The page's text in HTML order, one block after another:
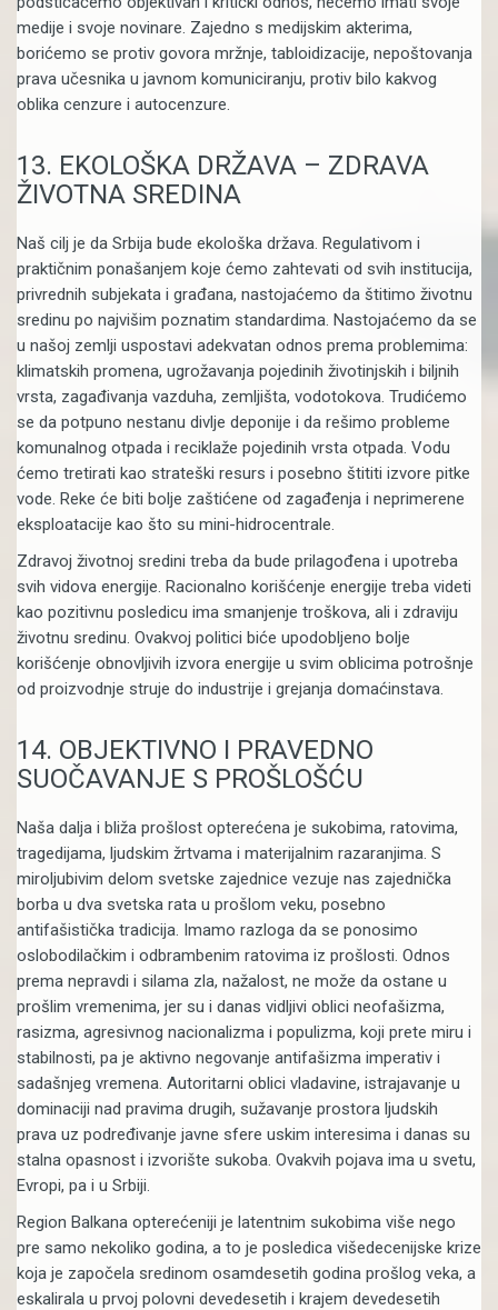
medije i svoje novinare. Zajedno s medijskim akterima,
borićemo se protiv govora mržnje, tabloidizacije, nepoštovanja
prava učesnika u javnom komuniciranju, protiv bilo kakvog
oblika cenzure i autocenzure.
13. EKOLOŠKA DRŽAVA – ZDRAVA
ŽIVOTNA SREDINA
Naš cilj je da Srbija bude ekološka država. Regulativom i
praktičnim ponašanjem koje ćemo zahtevati od svih institucija,
privrednih subjekata i građana, nastojaćemo da štitimo životnu
sredinu po najvišim poznatim standardima. Nastojaćemo da se
u našoj zemlji uspostavi adekvatan odnos prema problemima:
klimatskih promena, ugrožavanja pojedinih životinjskih i biljnih
vrsta, zagađivanja vazduha, zemljišta, vodotokova. Trudićemo
se da potpuno nestanu divlje deponije i da rešimo probleme
komunalnog otpada i reciklaže pojedinih vrsta otpada. Vodu
ćemo tretirati kao strateški resurs i posebno štititi izvore pitke
vode. Reke će biti bolje zaštićene od zagađenja i neprimerene
eksploatacije kao što su mini-hidrocentrale.
Zdravoj životnoj sredini treba da bude prilagođena i upotreba
svih vidova energije. Racionalno korišćenje energije treba videti
kao pozitivnu posledicu ima smanjenje troškova, ali i zdraviju
životnu sredinu. Ovakvoj politici biće upodobljeno bolje
korišćenje obnovljivih izvora energije u svim oblicima potrošnje
od proizvodnje struje do industrije i grejanja domaćinstava.
14. OBJEKTIVNO I PRAVEDNO
SUOČAVANJE S PROŠLOŠĆU
Naša dalja i bliža prošlost opterećena je sukobima, ratovima,
tragedijama, ljudskim žrtvama i materijalnim razaranjima. S
miroljubivim delom svetske zajednice vezuje nas zajednička
borba u dva svetska rata u prošlom veku, posebno
antifašistička tradicija. Imamo razloga da se ponosimo
oslobodilačkim i odbrambenim ratovima iz prošlosti. Odnos
prema nepravdi i silama zla, nažalost, ne može da ostane u
prošlim vremenima, jer su i danas vidljivi oblici neofašizma,
rasizma, agresivnog nacionalizma i populizma, koji prete miru i
stabilnosti, pa je aktivno negovanje antifašizma imperativ i
sadašnjeg vremena. Autoritarni oblici vladavine, istrajavanje u
dominaciji nad pravima drugih, sužavanje prostora ljudskih
prava uz podređivanje javne sfere uskim interesima i danas su
stalna opasnost i izvorište sukoba. Ovakvih pojava ima u svetu,
Evropi, pa i u Srbiji.
Region Balkana opterećeniji je latentnim sukobima više nego
pre samo nekoliko godina, a to je posledica višedecenijske krize
koja je započela sredinom osamdesetih godina prošlog veka, a
eskalirala u prvoj polovni devedesetih i krajem devedesetih